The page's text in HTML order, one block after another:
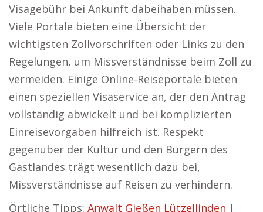
Visagebühr bei Ankunft dabeihaben müssen.
Viele Portale bieten eine Übersicht der
wichtigsten Zollvorschriften oder Links zu den
Regelungen, um Missverständnisse beim Zoll zu
vermeiden. Einige Online-Reiseportale bieten
einen speziellen Visaservice an, der den Antrag
vollständig abwickelt und bei komplizierten
Einreisevorgaben hilfreich ist. Respekt
gegenüber der Kultur und den Bürgern des
Gastlandes trägt wesentlich dazu bei,
Missverständnisse auf Reisen zu verhindern.
Örtliche Tipps: Anwalt Gießen Lützellinden |